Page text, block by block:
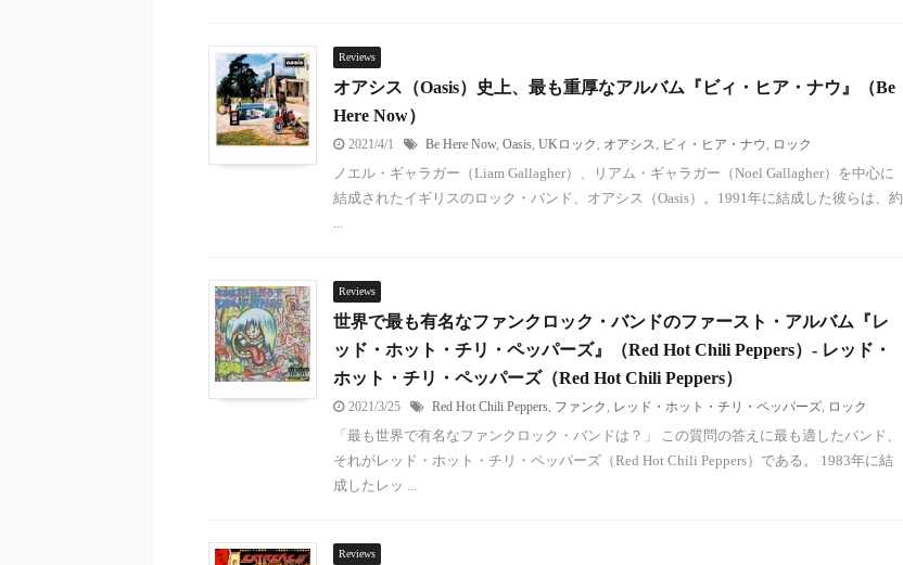
Reviews
オアシス（Oasis）史上、最も重厚なアルバム『ビィ・ヒア・ナウ』（Be
Here Now）
2021/4/1 Be Here Now, Oasis UKロック オアシス ビィ・ヒア・ナウ ロック
ノエル・ギャラガー（Liam Gallagher）、リアム・ギャラガー（Noel Gallagher）を中心に
結成されたイギリスのロック・バンド、オアシス（Oasis）。1991年に結成した彼らは、約
Reviews
世界で最も有名なファンクロック・バンドのファースト・アルバム『レ
ッド・ホット・チリ・ペッパーズ』（Red Hot Chili Peppers）- レッド・
ホット・チリ・ペッパーズ（Red Hot Chili Peppers）
2021/3/25 Red Hot Chili Peppers ファンク レッド・ホット・チリ・ペッパーズ ロック
「最も世界で有名なファンクロック・バンドは？」 この質問の答えに最も適したバンド、
それがレッド・ホット・チリ・ペッパーズ（Red Hot Chili Peppers）である。 1983年に結
成したレッ ...
Reviews